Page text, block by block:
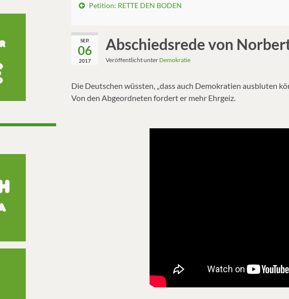
Petition: RETTE DEN BODEN
SEP.
06
2017
Abschiedsrede von
Veröffentlicht unter Demokratie
Die Deutschen wüssten, „dass auch Demokratien ausbluten
Von den Abgeordneten fordert er mehr Ehrgeiz.